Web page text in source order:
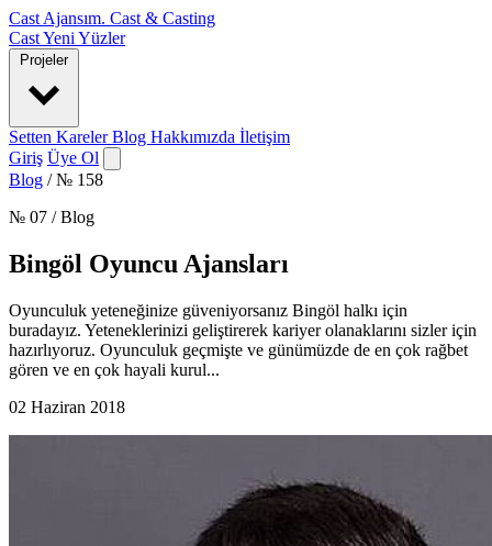
Cast Ajansım. Cast & Casting
CastYeni Yüzler
Projeler
Setten KarelerBlog Hakkımızda İletişim
Giriş Üye Ol
Blog / № 158
№ 07 / Blog
Bingöl Oyuncu Ajansları
Oyunculuk yeteneğinize güveniyorsanız Bingöl halkı için
buradayız. Yeteneklerinizi geliştirerek kariyer olanaklarını sizler için
hazırlıyoruz. Oyunculuk geçmişte ve günümüzde de en çok rağbet
gören ve en çok hayali kurul...
02 Haziran 2018